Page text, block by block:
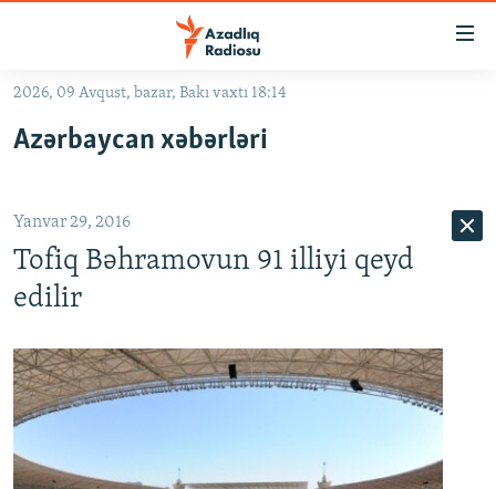
Əsas
qayıt
qayıt
Axtarışa
FƏRQƏ BAX
ARAŞDIRMA
MULTIMEDIA
FOTOQALEREYA
OXU ZALI
HAQQIMIZDA
2026, 09 Avqust, bazar, Bakı vaxtı 18:14
Azərbaycan xəbərləri
Yanvar 29, 2016
Tofiq Bəhramovun 91 illiyi qeyd
edilir